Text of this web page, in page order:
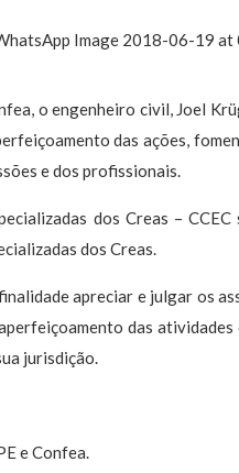
o engenheiro civil, Joel
das ações,
e dos profissionais.
dos Creas –
dos Creas.
apreciar e julgar os
das
jurisdição.
e Confea.